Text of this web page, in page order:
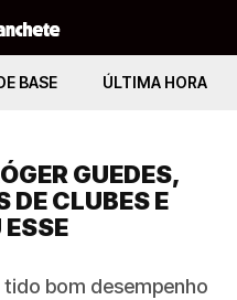
BASE ÚLTIMA HORA
GUEDES,
DE CLUBES E
bom desempenho